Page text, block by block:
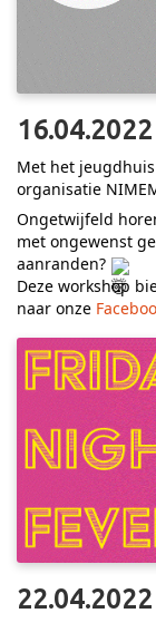
Met het
organisatie
Ongetwijfeld
met ongewenst
aanranden?
Deze workshop
naar onze